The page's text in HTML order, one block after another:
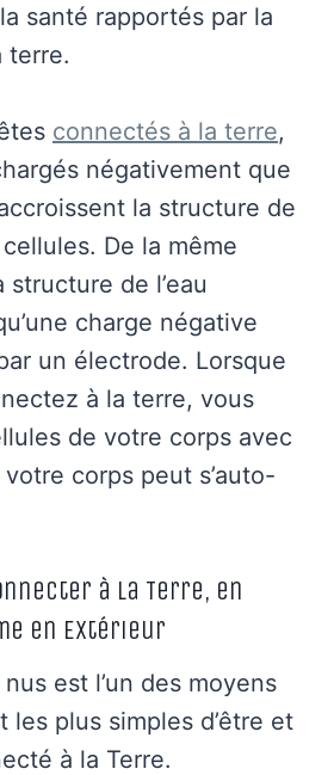
santé rapportés par la
terre.
connectés à la terre,
négativement que
la structure de
cellules. De la même
de l’eau
charge négative
un électrode. Lorsque
à la terre, vous
de votre corps avec
corps peut s’auto-
à la Terre, en
en Extérieur
est l’un des moyens
les plus simples d’être et
à la Terre.